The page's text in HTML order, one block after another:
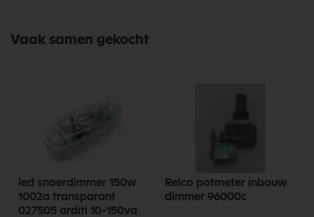
Vaak samen gekocht
led snoerdimmer 150w
1002a transparant
027505 arditi 10-150va
Relco potmeter inbouw
dimmer 96000c